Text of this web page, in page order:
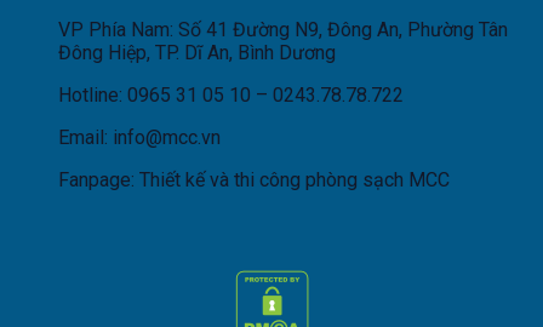
VP Phía Nam: Số 41 Đường N9, Đông An, Phường Tân
Đông Hiệp, TP. Dĩ An, Bình Dương
Hotline: 0965 31 05 10 – 0243.78.78.722
Email: info@mcc.vn
Fanpage: Thiết kế và thi công phòng sạch MCC